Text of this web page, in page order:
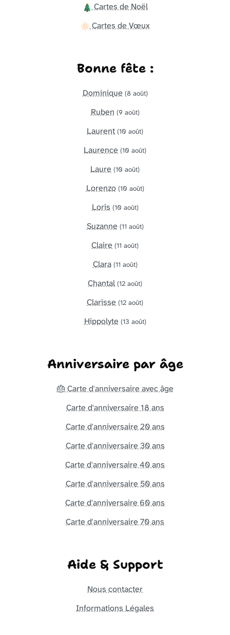
Cartes de Noël
Cartes de Vœux
Bonne fête :
Dominique (8 août)
Ruben (9 août)
Laurent (10 août)
Laurence (10 août)
Laure (10 août)
Lorenzo (10 août)
Loris (10 août)
Suzanne (11 août)
Claire (11 août)
Clara (11 août)
Chantal (12 août)
Clarisse (12 août)
Hippolyte (13 août)
Anniversaire par âge
🎂 Carte d'anniversaire avec âge
Carte d'anniversaire 18 ans
Carte d'anniversaire 20 ans
Carte d'anniversaire 30 ans
Carte d'anniversaire 40 ans
Carte d'anniversaire 50 ans
Carte d'anniversaire 60 ans
Carte d'anniversaire 70 ans
Aide & Support
Nous contacter
Informations Légales